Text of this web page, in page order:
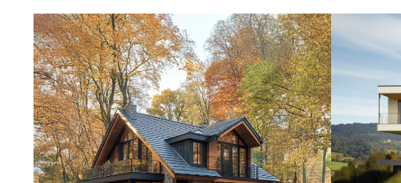
Projekt indywidualny DOM3E-01
Powierzchnia użytkowa 200 mkw.